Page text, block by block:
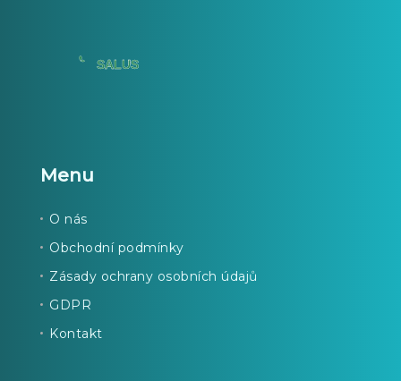
Menu
O nás
Obchodní podmínky
Zásady ochrany osobních údajů
GDPR
Kontakt